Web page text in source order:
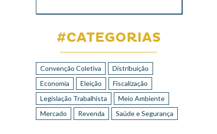
#CATEGORIAS
Convenção Coletiva
Distribuição
Economia
Eleição
Fiscalização
Legislação Trabalhista
Meio Ambiente
Mercado
Revenda Saúde e Segurança